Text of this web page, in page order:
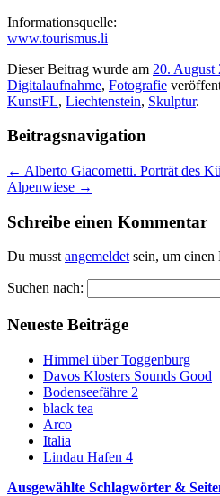
Informationsquelle:
www.tourismus.li
Dieser Beitrag wurde am 20. August
Digitalaufnahme, Fotografie
KunstFL, Liechtenstein, Skulptur.
Beitragsnavigation
← Alberto Giacometti. Porträt des
Alpenwiese →
Schreibe einen Kommentar
Du musstangemeldetsein, um einen
Suchen nach:
Neueste Beiträge
Himmel über Toggenburg
Davos Klosters Sounds Good
Bodenseefähre 2
black tea
Arco
Italia
Lindau Hafen 4
Ausgewählte Schlagwörter &